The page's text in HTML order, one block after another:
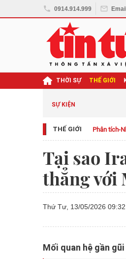
0914.914.999
THỜI SỰ THẾ GIỚI
SỰ KIỆN
THẾ GIỚI Phân tích-
Tại sao
thẳng với
Thứ Tư, 13/05/2026 09:32
Mối quan hệ gần